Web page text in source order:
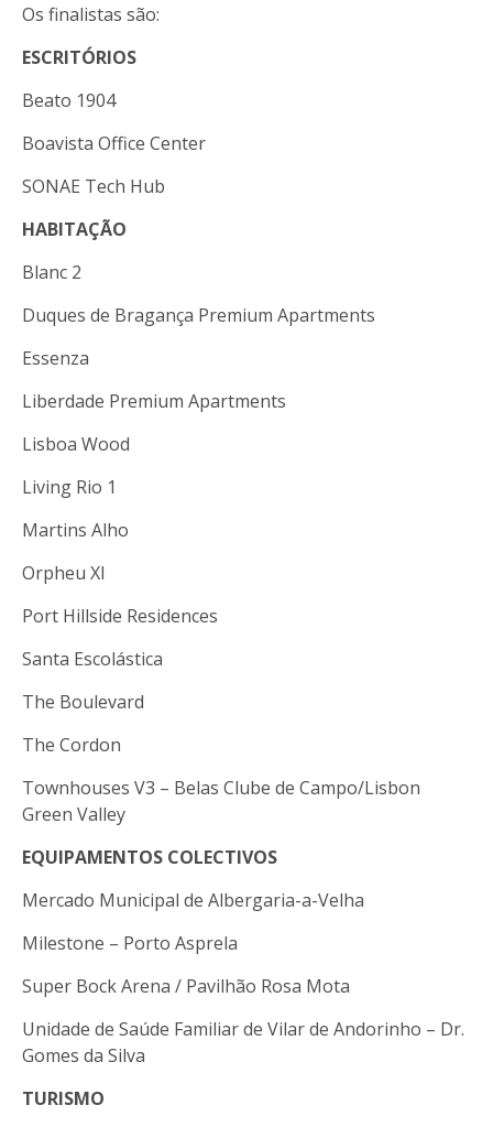
Os finalistas são:
ESCRITÓRIOS
Beato 1904
Boavista Office Center
SONAE Tech Hub
HABITAÇÃO
Blanc 2
Duques de Bragança Premium Apartments
Essenza
Liberdade Premium Apartments
Lisboa Wood
Living Rio 1
Martins Alho
Orpheu XI
Port Hillside Residences
Santa Escolástica
The Boulevard
The Cordon
Townhouses V3 – Belas Clube de Campo/Lisbon
Green Valley
EQUIPAMENTOS COLECTIVOS
Mercado Municipal de Albergaria-a-Velha
Milestone – Porto Asprela
Super Bock Arena / Pavilhão Rosa Mota
Unidade de Saúde Familiar de Vilar de Andorinho – Dr.
Gomes da Silva
TURISMO